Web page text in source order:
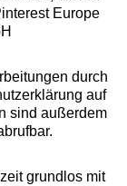
Europe
durch
auf
sind außerdem
grundlos mit